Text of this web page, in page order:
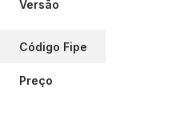
Versão
Código Fipe
Preço